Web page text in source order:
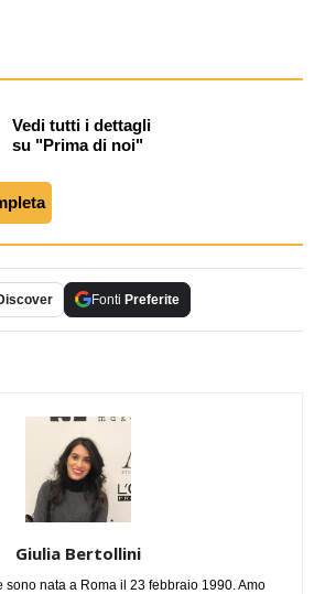
Vedi tutti i dettagli
su "Prima di noi"
Fonti Preferite
Giulia Bertollini
sono nata a Roma il 23 febbraio 1990. Amo